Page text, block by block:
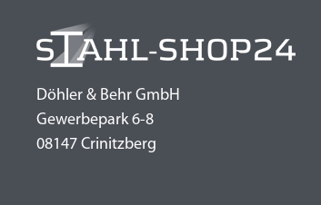
Döhler & Behr GmbH
Gewerbepark 6-8
08147 Crinitzberg